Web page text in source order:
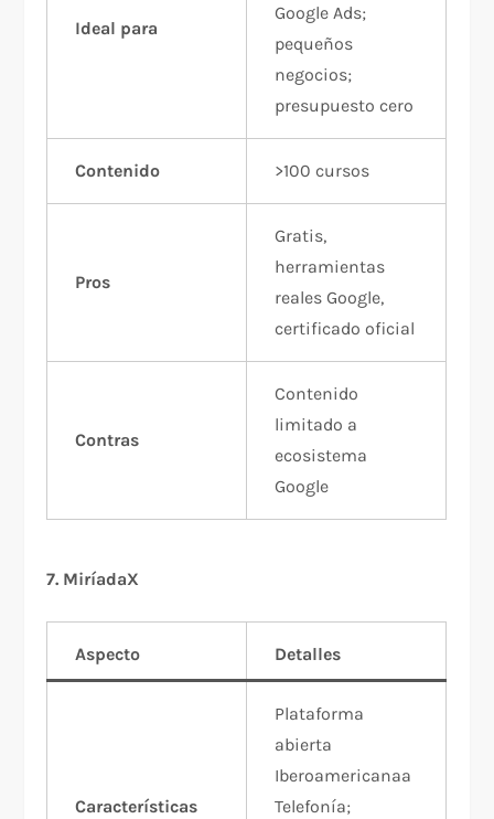
Ideal para
Google Ads;
pequeños
negocios;
presupuesto cero
Contenido >100 cursos
Pros
Gratis,
herramientas
reales Google,
certificado oficial
Contras
Contenido
limitado a
ecosistema
Google
7. MiríadaX
Aspecto Detalles
Características
Plataforma
abierta
Iberoamericanaa
Telefonía;